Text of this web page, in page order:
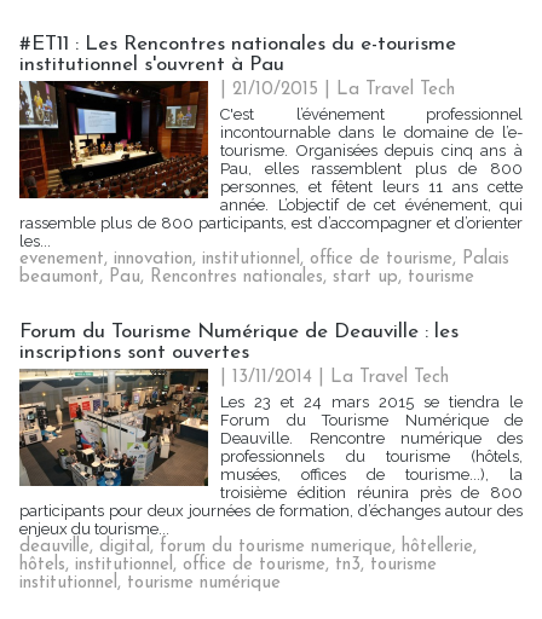
#ET11 : Les Rencontres nationales du e-tourisme
institutionnel s'ouvrent à Pau
| 21/10/2015
La Travel Tech
C'est l’événement professionnel
incontournable dans le domaine de l’e-
tourisme. Organisées depuis cinq ans à
Pau, elles rassemblent plus de 800
personnes, et fêtent leurs 11 ans cette
année. L’objectif de cet événement, qui
rassemble plus de 800 participants, est d’accompagner et d’orienter
les...
evenement, innovation, institutionnel, office de tourisme, Palais
beaumont, Pau, Rencontres nationales, start up, tourisme
Forum du Tourisme Numérique de Deauville : les
inscriptions sont ouvertes
| 13/11/2014
La Travel Tech
Les 23 et 24 mars 2015 se tiendra le
Forum du Tourisme Numérique de
Deauville. Rencontre numérique des
professionnels du tourisme (hôtels,
musées, offices de tourisme...), la
troisième édition réunira près de 800
participants pour deux journées de formation, d’échanges autour des
enjeux du tourisme...
deauville, digital, forum du tourisme numerique, hôtellerie,
hôtels, institutionnel, office de tourisme, tn3, tourisme
institutionnel, tourisme numérique